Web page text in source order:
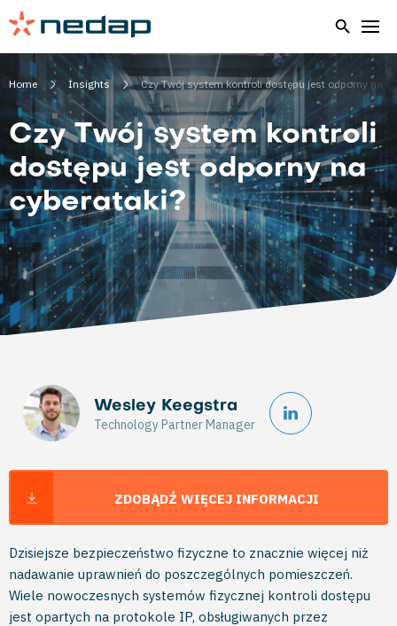
Home Insights Czy Twój system kontroli dostępu jest odporny na
Czy Twój system kontroli
dostępu jest odporny na
cyberataki?
Wesley Keegstra
Technology Partner Manager
ZDOBĄDŹ WIĘCEJ INFORMACJI
Dzisiejsze bezpieczeństwo fizyczne to znacznie więcej niż
nadawanie uprawnień do poszczególnych pomieszczeń.
Wiele nowoczesnych systemów fizycznej kontroli dostępu
jest opartych na protokole IP, obsługiwanych przez